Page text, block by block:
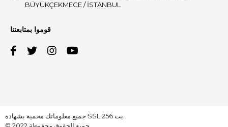
BÜYÜKÇEKMECE / İSTANBUL
قوموا بمتابعتنا